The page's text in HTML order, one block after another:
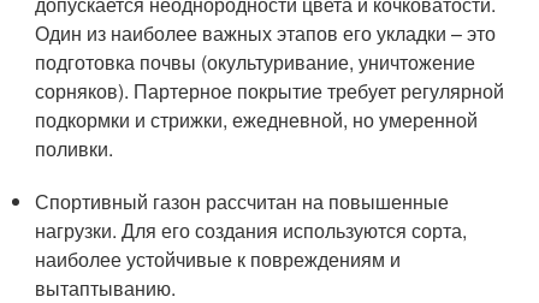
Один из наиболее важных этапов его укладки – это
подготовка почвы (окультуривание, уничтожение
сорняков). Партерное покрытие требует регулярной
подкормки и стрижки, ежедневной, но умеренной
поливки.
Спортивный газон рассчитан на повышенные
нагрузки. Для его создания используются сорта,
наиболее устойчивые к повреждениям и
вытаптыванию.